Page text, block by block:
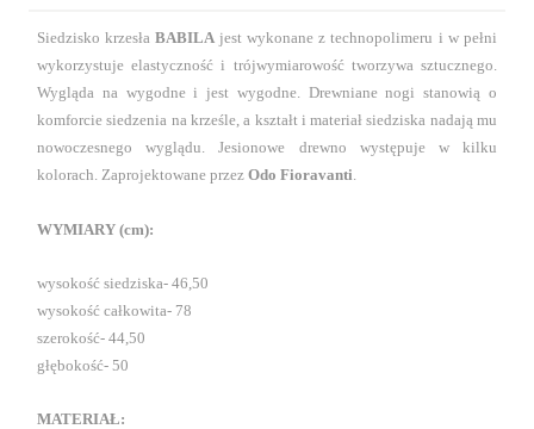
Siedzisko krzesła BABILA jest wykonane z technopolimeru i w pełni
wykorzystuje elastyczność i trójwymiarowość tworzywa sztucznego.
Wygląda na wygodne i jest wygodne. Drewniane nogi stanowią o
komforcie siedzenia na krześle, a kształt i materiał siedziska nadają mu
nowoczesnego wyglądu. Jesionowe drewno występuje w kilku
kolorach. Zaprojektowane przez Odo Fioravanti.
WYMIARY (cm):
wysokość siedziska- 46,50
wysokość całkowita- 78
szerokość- 44,50
głębokość- 50
MATERIAŁ: